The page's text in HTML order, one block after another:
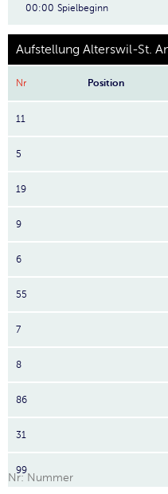
00:00 Spielbeginn
Aufstellung Alterswil-St.
Nr Position
11
5
19
9
6
55
7
8
86
31
99
Nr: Nummer